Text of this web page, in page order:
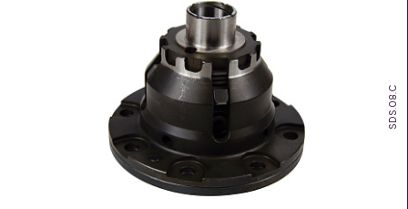
SDS.08.C